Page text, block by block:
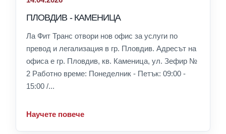
ПЛОВДИВ - КАМЕНИЦА
Ла Фит Транс отвори нов офис за услуги по
превод и легализация в гр. Пловдив. Адресът на
офиса е гр. Пловдив, кв. Каменица, ул. Зефир №
2 Работно време: Понеделник - Петък: 09:00 -
15:00 /...
Научете повече